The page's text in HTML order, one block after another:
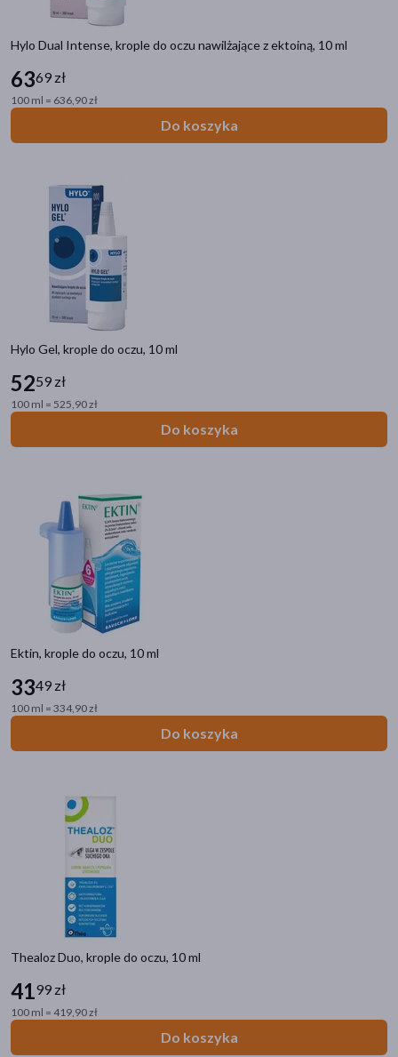
Hylo Dual Intense, krople do oczu nawilżające z ektoiną, 10 ml
6369 zł
100 ml = 636,90 zł
Do koszyka
Hylo Gel, krople do oczu, 10 ml
5259 zł
100 ml = 525,90 zł
Do koszyka
Ektin, krople do oczu, 10 ml
3349 zł
100 ml = 334,90 zł
Do koszyka
Thealoz Duo, krople do oczu, 10 ml
4199 zł
100 ml = 419,90 zł
Do koszyka